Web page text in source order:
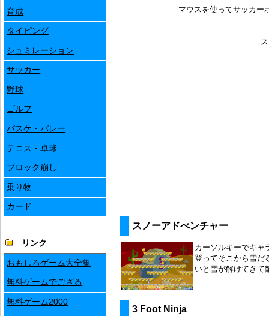
マウスを使ってサッカー
スノーアドべンチャー
カーソルキーでキャ
登ってそこから雪だ
いと雪が解けてきて
3 Foot Ninja
育成
タイピング
シュミレーション
サッカー
野球
ゴルフ
バスケ・バレー
テニス・卓球
ブロック崩し
乗り物
カード
リンク
おもしろゲーム大全集
無料ゲームでござる
無料ゲーム2000